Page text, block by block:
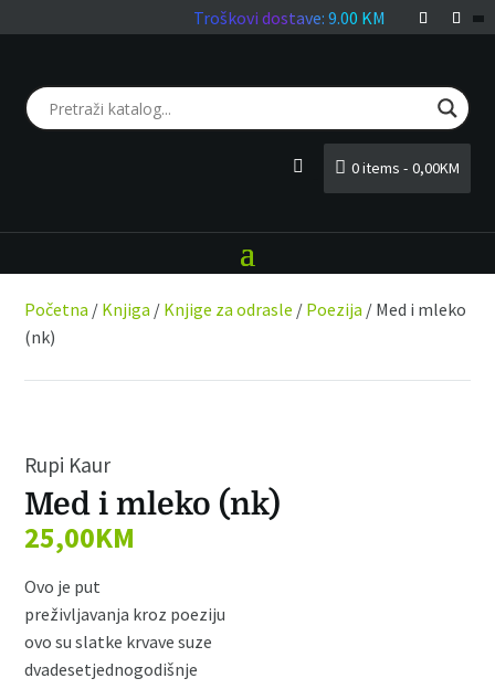
Troškovi dostave: 9.00 KM
0 items 0,00KM
Početna / Knjiga / Knjige za odrasle / Poezija / Med i mleko
(nk)
Rupi Kaur
Med i mleko (nk)
25,00KM
Ovo je put
preživljavanja kroz poeziju
ovo su slatke krvave suze
dvadesetjednogodišnje